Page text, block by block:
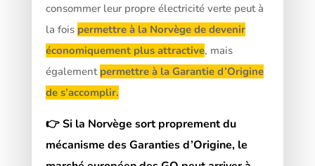
consommer leur propre électricité verte peut à
la fois permettre à la Norvège de devenir
économiquement plus attractive, mais
également permettre à la Garantie d’Origine
de s’accomplir.
👉Si la Norvège sort proprement du
mécanisme des Garanties d’Origine, le